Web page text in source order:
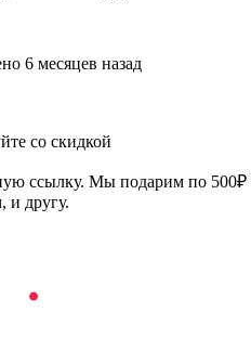
6 месяцев назад
со скидкой
ссылку. Мы подарим по 500₽
и другу.